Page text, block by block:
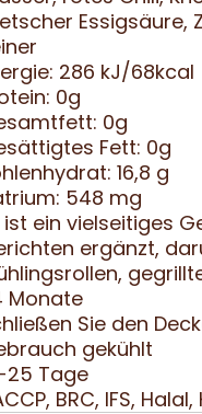
Essigsäure,
286 kJ/68kcal
0g
0g
Fett: 0g
16,8 g
548 mg
ist ein vielseitiges
ergänzt,
Monate
Sie den
gekühlt
25 Tage
BRC, IFS,